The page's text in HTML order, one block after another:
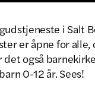
i Salt
er åpne for alle,
også
0-12 år. Sees!